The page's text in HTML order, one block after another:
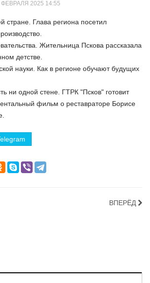
ФЕВРАЛЯ 2025 14:55
стране. Глава региона посетил
Жительница Пскова рассказала
детстве.
науки. Как в регионе обучают будущих
ни одной стене. ГТРК "Псков" готовит
фильм о реставраторе Борисе
ВПЕРЁД